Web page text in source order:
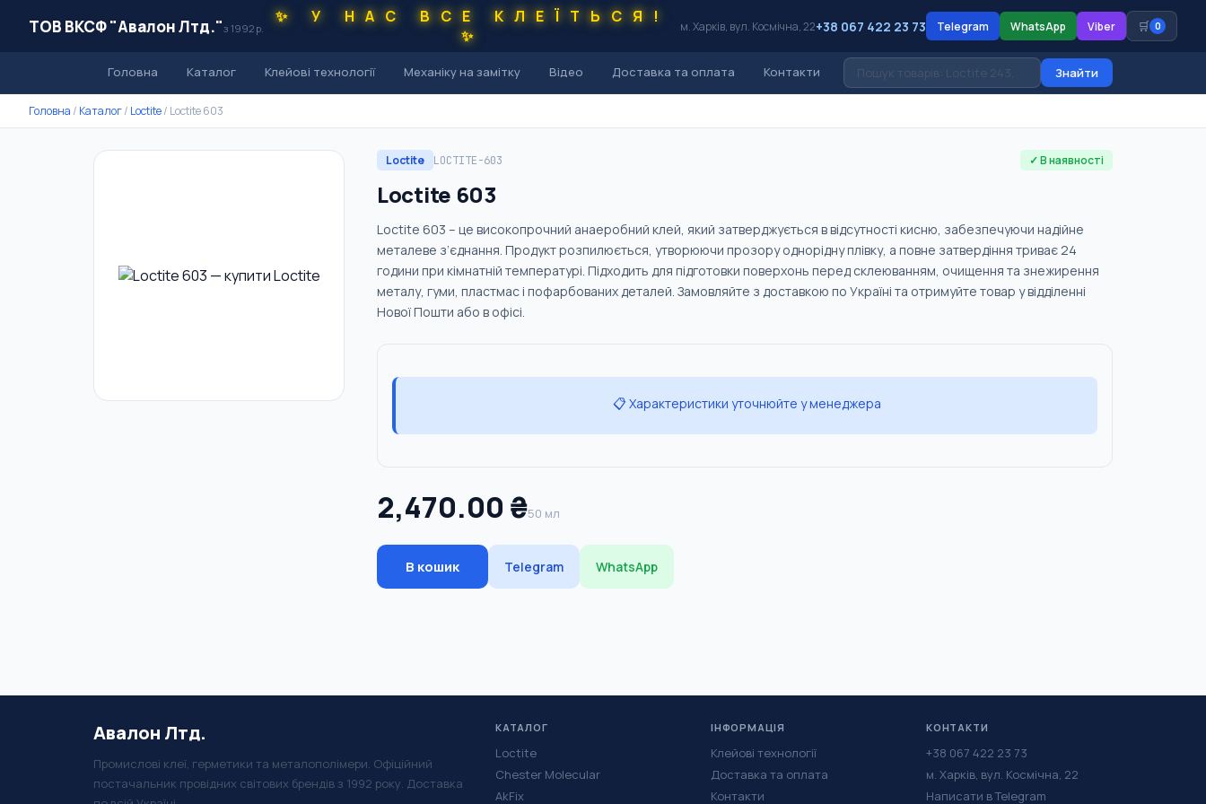
ТОВ ВКСФ "Авалон Лтд."з 1992 р.
✨ У НАС ВСЕ КЛЕЇТЬСЯ!
✨
м. Харків, вул. Космічна, 22+38 067 422 23 73 Telegram WhatsApp Viber 🛒 0
Головна Каталог Клейові технології Механіку на замітку Відео Доставка та оплата Контакти Знайти
Головна / Каталог/ Loctite/ Loctite 603
Loctite LOCTITE-603 ✓ В наявності
Loctite 603
Loctite 603 – це високопрочний анаеробний клей, який затверджується в відсутності кисню, забезпечуючи надійне
металеве з’єднання. Продукт розпилюється, утворюючи прозору однорідну плівку, а повне затвердіння триває 24
години при кімнатній температурі. Підходить для підготовки поверхонь перед склеюванням, очищення та знежирення
металу, гуми, пластмас і пофарбованих деталей. Замовляйте з доставкою по Україні та отримуйте товар у відділенні
Нової Пошти або в офісі.
📋 Характеристики уточнюйте у менеджера
2,470.00 ₴50 мл
В кошик Telegram WhatsApp
Авалон Лтд.
Промислові клеї, герметики та металополімери. Офіційний
постачальник провідних світових брендів з 1992 року. Доставка
КАТАЛОГ
Loctite
Chester Molecular
AkFix
ІНФОРМАЦІЯ
Клейові технології
Доставка та оплата
Контакти
КОНТАКТИ
+38 067 422 23 73
м. Харків, вул. Космічна, 22
Написати в Telegram